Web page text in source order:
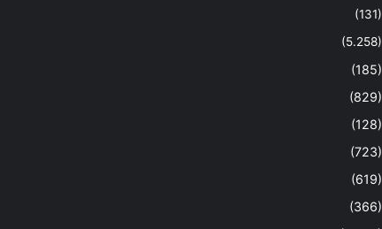
(131)
(5.258)
(185)
(829)
(128)
(723)
(619)
(366)